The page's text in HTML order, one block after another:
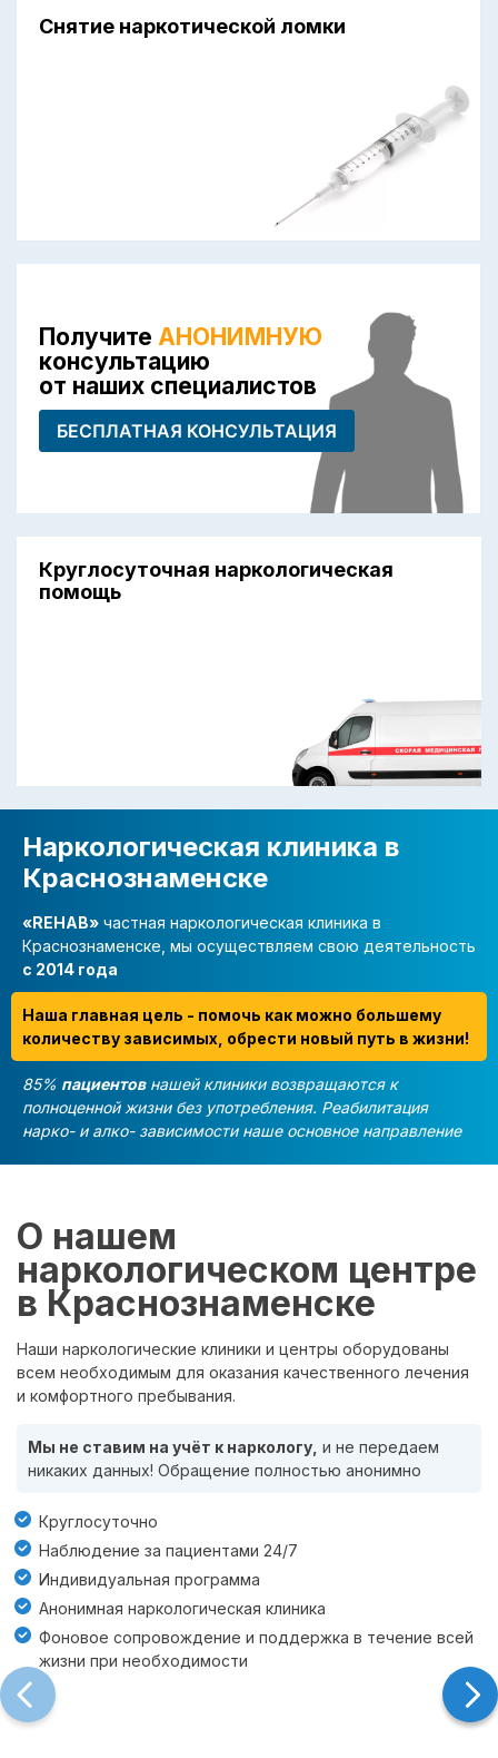
Снятие наркотической ломки
Получите АНОНИМНУЮ
консультацию
от наших специалистов
БЕСПЛАТНАЯ КОНСУЛЬТАЦИЯ
Круглосуточная наркологическая
помощь
Наркологическая клиника в
Краснознаменске
«REHAB» частная наркологическая клиника в
Краснознаменске, мы осуществляем свою деятельность
с 2014 года
Наша главная цель - помочь как можно большему
количеству зависимых, обрести новый путь в жизни!
85% пациентовнашей клиники возвращаются к
полноценной жизни без употребления. Реабилитация
нарко- и алко- зависимости наше основное направление
О нашем
наркологическом центре
в Краснознаменске
Наши наркологические клиники и центры оборудованы
всем необходимым для оказания качественного лечения
и комфортного пребывания.
Мы не ставим на учёт к наркологу, и не передаем
никаких данных! Обращение полностью анонимно
Круглосуточно
Наблюдение за пациентами 24/7
Индивидуальная программа
Анонимная наркологическая клиника
Фоновое сопровождение и поддержка в течение всей
жизни при необходимости